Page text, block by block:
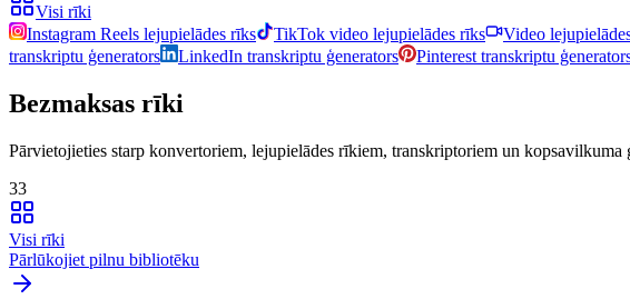
Visi rīki
Instagram Reels lejupielādes rīks
TikTok video lejupielādes rīks Video
transkriptu ģenerators
LinkedIn transkriptu ģenerators Pinterest transkriptu
Bezmaksas rīki
Pārvietojieties starp konvertoriem, lejupielādes rīkiem, transkriptoriem un kopsavilkuma
33
Visi rīki
Pārlūkojiet pilnu bibliotēku